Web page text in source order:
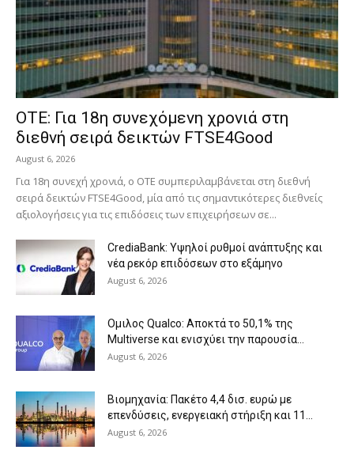
ΟΤΕ: Για 18η συνεχόμενη χρονιά στη
διεθνή σειρά δεικτών FTSE4Good
August 6, 2026
Για 18η συνεχή χρονιά, ο ΟΤΕ συμπεριλαμβάνεται στη διεθνή
σειρά δεικτών FTSE4Good, μία από τις σημαντικότερες διεθνείς
αξιολογήσεις για τις επιδόσεις των επιχειρήσεων σε...
CrediaBank: Υψηλοί ρυθμοί ανάπτυξης και
νέα ρεκόρ επιδόσεων στο εξάμηνο
August 6, 2026
Ομιλος Qualco: Αποκτά το 50,1% της
Multiverse και ενισχύει την παρουσία...
August 6, 2026
Βιομηχανία: Πακέτο 4,4 δισ. ευρώ με
επενδύσεις, ενεργειακή στήριξη και 11...
August 6, 2026